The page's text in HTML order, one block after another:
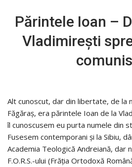
Părintele Ioan –
Vladimirești
Alt cunoscut, dar din libertate, de la
Făgăraş, era părintele Ioan de la
îl cunoscusem eu purta numele din
Fusesem contemporani şi la Sibiu,
Academia Teologică Andreiană, dar
F.O.R.S.-ului (Frăţia Ortodoxă